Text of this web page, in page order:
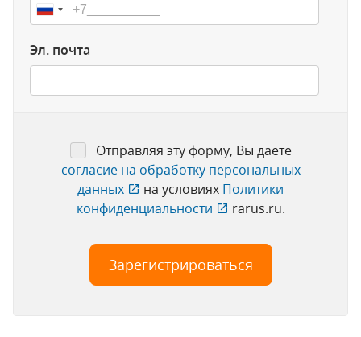
Эл. почта
Отправляя эту форму, Вы даете
согласие на обработку персональных
данных
на условиях Политики
конфиденциальности
rarus.ru.